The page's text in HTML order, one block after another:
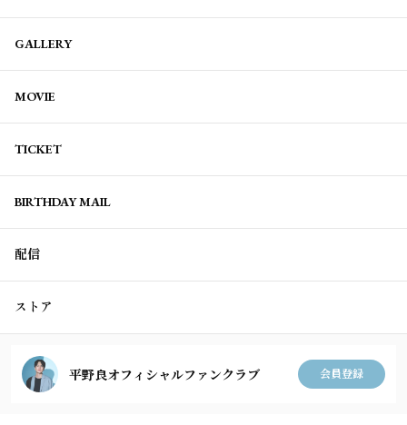
GALLERY
MOVIE
TICKET
BIRTHDAY MAIL
配信
ストア
平野良オフィシャルファンクラブ 会員登録